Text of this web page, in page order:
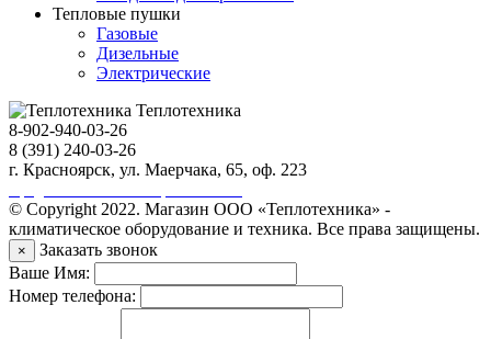
Тепловые пушки
Газовые
Дизельные
Электрические
Теплотехника
8-902-940-03-26
8 (391) 240-03-26
г. Красноярск, ул. Маерчака, 65, оф. 223
© Copyright 2022. Магазин ООО «Теплотехника» -
климатическое оборудование и техника. Все права защищены.
×
Заказать звонок
Ваше Имя:
Номер телефона: